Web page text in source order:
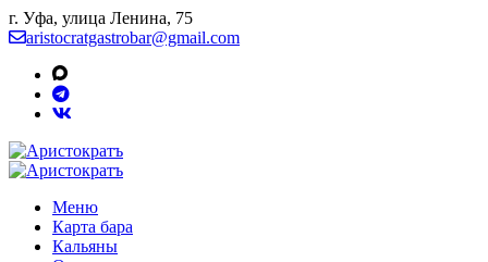
г. Уфа, улица Ленина, 75
aristocratgastrobar@gmail.com
Меню
Карта бара
Кальяны